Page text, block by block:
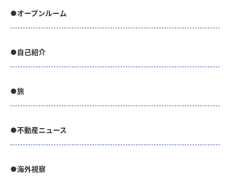
●オープンルーム
●自己紹介
●旅
●不動産ニュース
●海外視察